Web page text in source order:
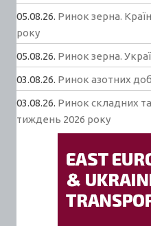
05.08.26. Ринок зерна.
року
05.08.26. Ринок зерна.
03.08.26. Ринок азотних
03.08.26. Ринок складних
тиждень 2026 року